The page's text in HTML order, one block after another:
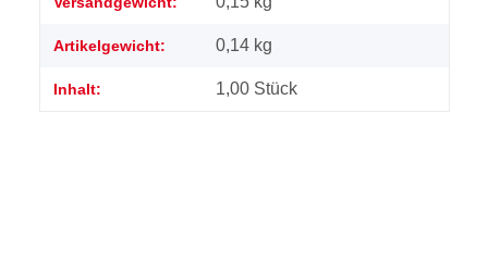
Artikelgewicht: 0,14 kg
Inhalt: 1,00 Stück